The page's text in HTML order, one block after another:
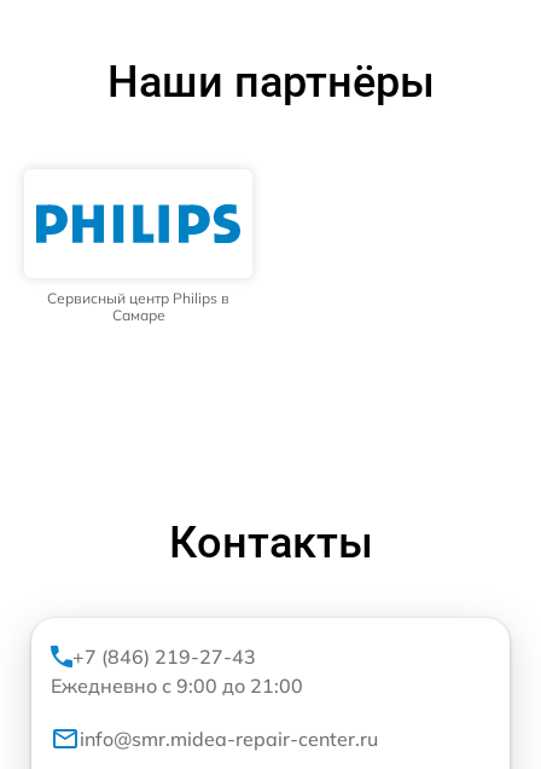
Наши партнёры
Сервисный центр Philips в
Самаре
Контакты
+7 (846) 219-27-43
Ежедневно с 9:00 до 21:00
info@smr.midea-repair-center.ru